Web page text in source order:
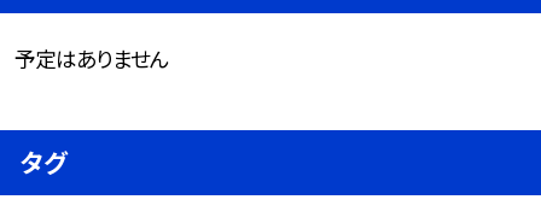
予定はありません
タグ